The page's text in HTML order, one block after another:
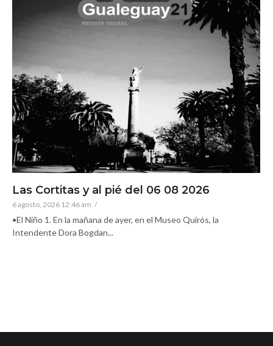
Las Cortitas y al pié del 06 08 2026
6 agosto, 2026 12:46 am /
•El Niño 1. En la mañana de ayer, en el Museo Quirós, la
Intendente Dora Bogdan...